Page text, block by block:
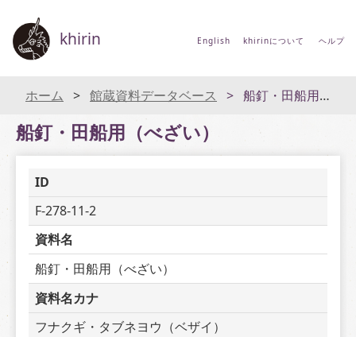
khirin English khirinについて ヘルプ
ホーム 館蔵資料データベース 船釘・田船用（べざい）
船釘・田船用（べざい）
ID
F-278-11-2
資料名
船釘・田船用（べざい）
資料名カナ
フナクギ・タブネヨウ（ベザイ）